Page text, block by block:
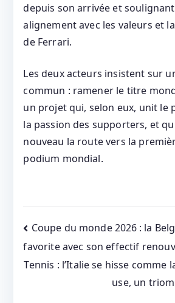
depuis son arrivée et
alignement avec les valeurs et
de Ferrari.
Les deux acteurs insistent sur
commun : ramener le titre
un projet qui, selon eux, unit le
la passion des supporters, et
nouveau la route vers la
podium mondial.
Post
navigation
Coupe du monde 2026 : la
favorite avec son effectif
Tennis : l’Italie se hisse comme
use, un